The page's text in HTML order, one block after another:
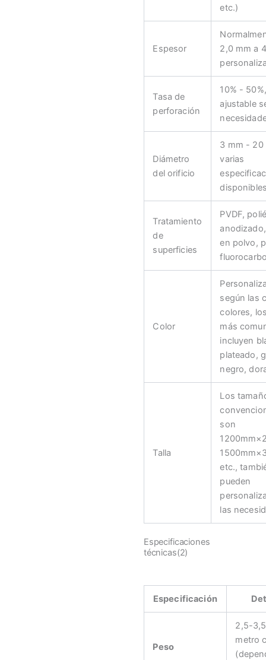
etc.)
Espesor
2,0 mm a
Tasa de
perforación
10% - 50%,
ajustable
Diámetro
del orificio
3 mm - 20
varias
Tratamiento
de
superficies
PVDF,
en polvo,
Color
según las
colores,
más
incluyen
plateado,
negro,
Talla
Los
son
etc.,
pueden
las
Especificaciones
técnicas(2)
Especificación
Peso
2,5-
metro